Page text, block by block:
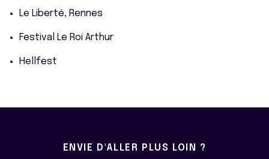
Le Liberté, Rennes
Festival Le Roi Arthur
Hellfest
ENVIE D'ALLER PLUS LOIN ?